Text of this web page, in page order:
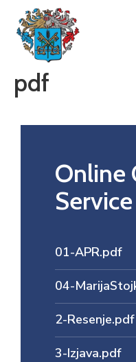
Упознајте
Општинска
Документи
pdf
Online
Service
01-APR.pdf
04-
2-Resenje.pdf
3-Izjava.pdf